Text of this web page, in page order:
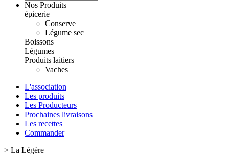
Nos Produits
épicerie
Conserve
Légume sec
Boissons
Légumes
Produits laitiers
Vaches
L'association
Les produits
Les Producteurs
Prochaines livraisons
Les recettes
Commander
> La Légère